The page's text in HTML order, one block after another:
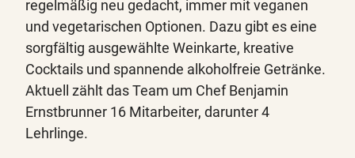
regelmäßig neu gedacht, immer mit veganen
und vegetarischen Optionen. Dazu gibt es eine
sorgfältig ausgewählte Weinkarte, kreative
Cocktails und spannende alkoholfreie Getränke.
Aktuell zählt das Team um Chef Benjamin
Ernstbrunner 16 Mitarbeiter, darunter 4
Lehrlinge.